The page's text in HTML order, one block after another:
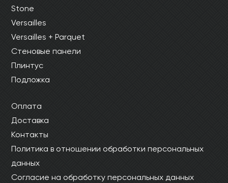
Stone
Versailles
Versailles + Parquet
Стеновые панели
Плинтус
Подложка
Оплата
Доставка
Контакты
Политика в отношении обработки персональных
данных
Согласие на обработку персональных данных